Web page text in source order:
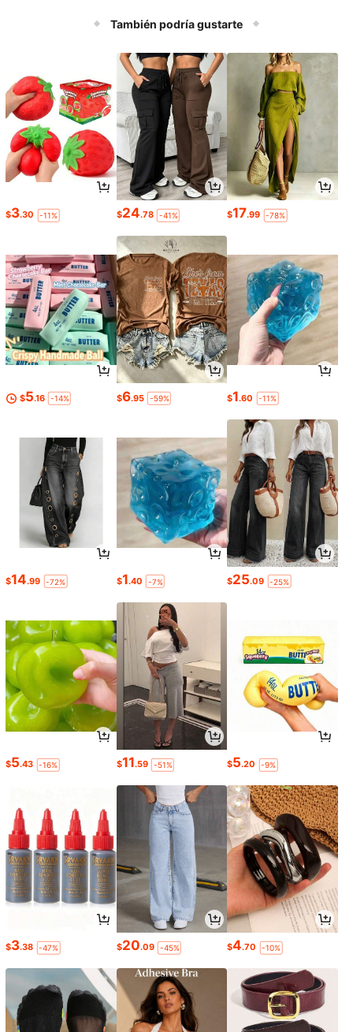
También podría gustarte
$3.30 -11% $24.78 -41% $17.99 -78%
$5.16 -14% $6.95 -59% $1.60 -11%
$14.99 -72% $1.40 -7% $25.09 -25%
$5.43 -16% $11.59 -51% $5.20 -9%
$3.38 -47% $20.09 -45% $4.70 -10%